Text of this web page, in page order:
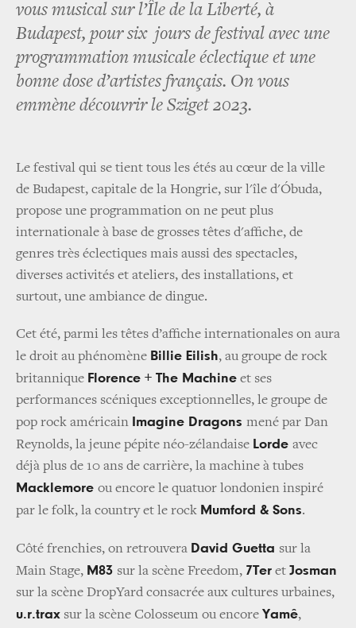
vous musical sur l’Île de la Liberté, à
Budapest, pour six jours de festival avec une
programmation musicale éclectique et une
bonne dose d’artistes français. On vous
emmène découvrir le Sziget 2023.
Le festival qui se tient tous les étés au cœur de la ville
de Budapest, capitale de la Hongrie, sur l'île d'Óbuda,
propose une programmation on ne peut plus
internationale à base de grosses têtes d'affiche, de
genres très éclectiques mais aussi des spectacles,
diverses activités et ateliers, des installations, et
surtout, une ambiance de dingue.
Cet été, parmi les têtes d’affiche internationales on aura
le droit au phénomène Billie Eilish, au groupe de rock
britannique Florence + The Machine et ses
performances scéniques exceptionnelles, le groupe de
pop rock américain Imagine Dragons mené par Dan
Reynolds, la jeune pépite néo-zélandaise Lorde avec
déjà plus de 10 ans de carrière, la machine à tubes
Macklemore ou encore le quatuor londonien inspiré
par le folk, la country et le rock Mumford & Sons.
Côté frenchies, on retrouvera David Guetta sur la
Main Stage, M83 sur la scène Freedom, 7Ter et Josman
sur la scène DropYard consacrée aux cultures urbaines,
u.r.trax sur la scène Colosseum ou encore Yamê,